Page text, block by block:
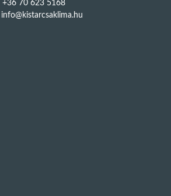
+36 70 623 5168
info@kistarcsaklima.hu